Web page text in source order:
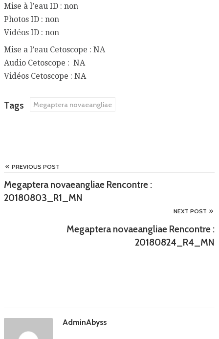
Mise à l’eau ID : non
Photos ID : non
Vidéos ID : non
Mise a l’eau Cetoscope : NA
Audio Cetoscope : NA
Vidéos Cetoscope : NA
Tags Megaptera novaeangliae
PREVIOUS POST
Megaptera novaeangliae Rencontre :
20180803_R1_MN
NEXT POST
Megaptera novaeangliae Rencontre :
20180824_R4_MN
AdminAbyss